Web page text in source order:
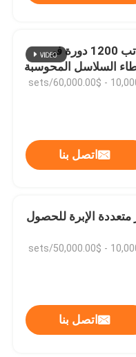
آلة صنع المراتب 1200 دورة في
السلاسل المحوسبة
اتصل بنا
متعددة الإبرة للحصول
اتصل بنا